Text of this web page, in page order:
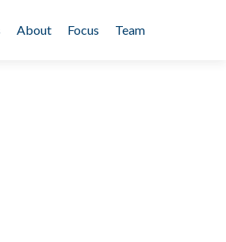
About Focus Team